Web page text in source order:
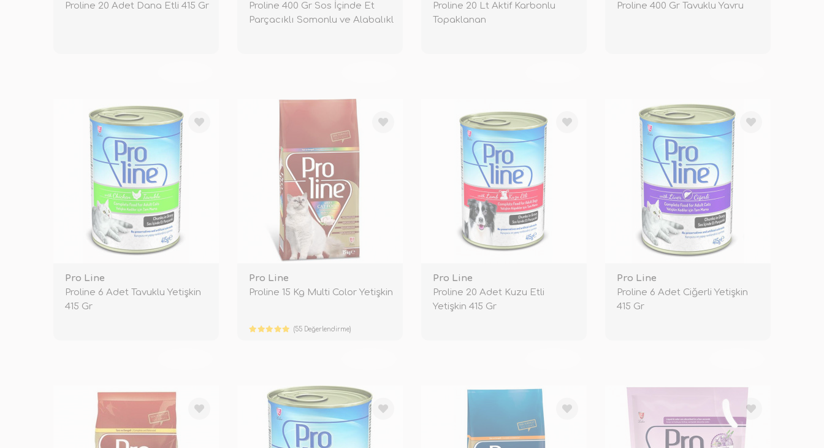
Proline 20 Adet Dana Etli 415 Gr
Proline 400 Gr Sos İçinde Et
Parçacıklı Somonlu ve Alabalıkl
Proline 20 Lt Aktif Karbonlu
Topaklanan
Proline 400 Gr Tavuklu Yavru
Pro Line
Proline 6 Adet Tavuklu Yetişkin
415 Gr
Pro Line
Proline 15 Kg Multi Color Yetişkin
(55 Değerlendirme)
Pro Line
Proline 20 Adet Kuzu Etli
Yetişkin 415 Gr
Pro Line
Proline 6 Adet Ciğerli Yetişkin
415 Gr